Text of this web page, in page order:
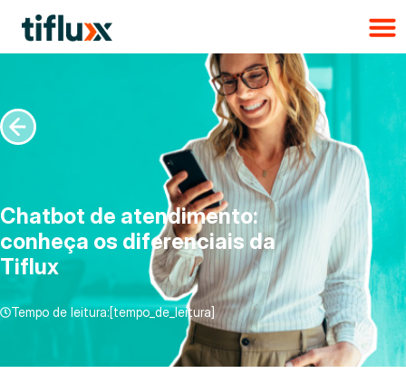
Chatbot de atendimento:
conheça os diferenciais da
Tiflux
Tempo de leitura:[tempo_de_leitura]